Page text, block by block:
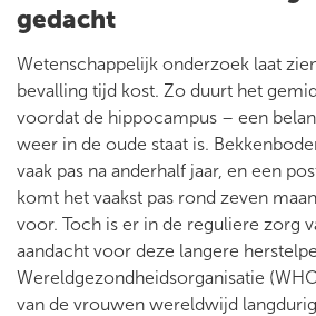
gedacht
Wetenschappelijk onderzoek laat
bevalling tijd kost. Zo duurt het
voordat de hippocampus – een
weer in de oude staat is.
vaak pas na anderhalf jaar, en een
komt het vaakst pas rond zeven
voor. Toch is er in de reguliere zorg
aandacht voor deze langere
Wereldgezondheidsorganisatie
van de vrouwen wereldwijd